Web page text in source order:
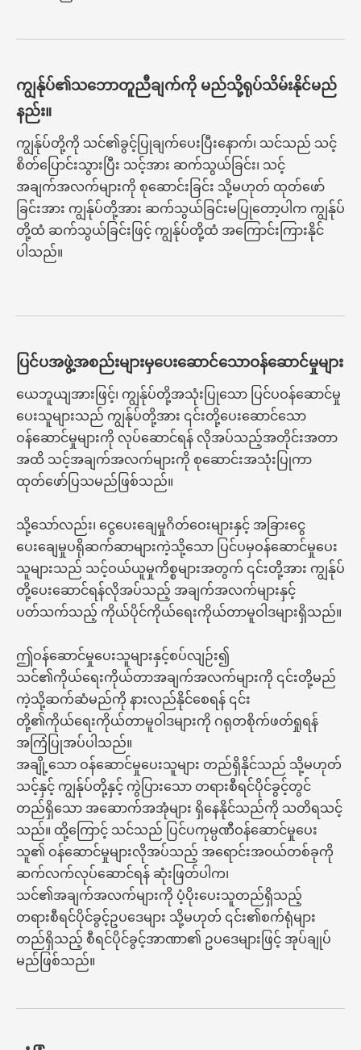
ကျွန်ုပ်၏သဘောတူညီချက်ကို မည်သို့ရုပ်သိမ်းနိုင်မည်
နည်း။
ကျွန်ုပ်တို့ကို သင်၏ခွင့်ပြုချက်ပေးပြီးနောက်၊ သင်သည် သင့်
စိတ်ပြောင်းသွားပြီး သင့်အား ဆက်သွယ်ခြင်း၊ သင့်
အချက်အလက်များကို စုဆောင်းခြင်း သို့မဟုတ် ထုတ်ဖော်
ခြင်းအား ကျွန်ုပ်တို့အား ဆက်သွယ်ခြင်းမပြုတော့ပါက ကျွန်ုပ်
တို့ထံ ဆက်သွယ်ခြင်းဖြင့် ကျွန်ုပ်တို့ထံ အကြောင်းကြားနိုင်
ပါသည်။
ပြင်ပအဖွဲ့အစည်းများမှပေးဆောင်သောဝန်ဆောင်မှုများ
ယေဘူယျအားဖြင့်၊ ကျွန်ုပ်တို့အသုံးပြုသော ပြင်ပဝန်ဆောင်မှု
ပေးသူများသည် ကျွန်ုပ်တို့အား ၎င်းတို့ပေးဆောင်သော
ဝန်ဆောင်မှုများကို လုပ်ဆောင်ရန် လိုအပ်သည့်အတိုင်းအတာ
အထိ သင့်အချက်အလက်များကို စုဆောင်းအသုံးပြုကာ
ထုတ်ဖော်ပြသမည်ဖြစ်သည်။
သို့သော်လည်း၊ ငွေပေးချေမှုဂိတ်ဝေးများနှင့် အခြားငွေ
ပေးချေမှုပရိုဆက်ဆာများကဲ့သို့သော ပြင်ပမှဝန်ဆောင်မှုပေး
သူများသည် သင့်ဝယ်ယူမှုကိစ္စများအတွက် ၎င်းတို့အား ကျွန်ုပ်
တို့ပေးဆောင်ရန်လိုအပ်သည့် အချက်အလက်များနှင့်
ပတ်သက်သည့် ကိုယ်ပိုင်ကိုယ်ရေးကိုယ်တာမူဝါဒများရှိသည်။
ဤဝန်ဆောင်မှုပေးသူများနှင့်စပ်လျဉ်း၍
သင်၏ကိုယ်ရေးကိုယ်တာအချက်အလက်များကို ၎င်းတို့မည်
ကဲ့သို့ဆက်ဆံမည်ကို နားလည်နိုင်စေရန် ၎င်း
တို့၏ကိုယ်ရေးကိုယ်တာမူဝါဒများကို ဂရုတစိုက်ဖတ်ရှုရန်
အကြံပြုအပ်ပါသည်။
အချို့သော ဝန်ဆောင်မှုပေးသူများ တည်ရှိနိုင်သည် သို့မဟုတ်
သင့်နှင့် ကျွန်ုပ်တို့နှင့် ကွဲပြားသော တရားစီရင်ပိုင်ခွင့်တွင်
တည်ရှိသော အဆောက်အအုံများ ရှိနေနိုင်သည်ကို သတိရသင့်
သည်။ ထို့ကြောင့် သင်သည် ပြင်ပကုမ္ပဏီဝန်ဆောင်မှုပေး
သူ၏ ဝန်ဆောင်မှုများလိုအပ်သည့် အရောင်းအ၀ယ်တစ်ခုကို
ဆက်လက်လုပ်ဆောင်ရန် ဆုံးဖြတ်ပါက၊
သင်၏အချက်အလက်များကို ပံ့ပိုးပေးသူတည်ရှိသည့်
တရားစီရင်ပိုင်ခွင့်ဥပဒေများ သို့မဟုတ် ၎င်း၏စက်ရုံများ
တည်ရှိသည့် စီရင်ပိုင်ခွင့်အာဏာ၏ ဥပဒေများဖြင့် အုပ်ချုပ်
မည်ဖြစ်သည်။